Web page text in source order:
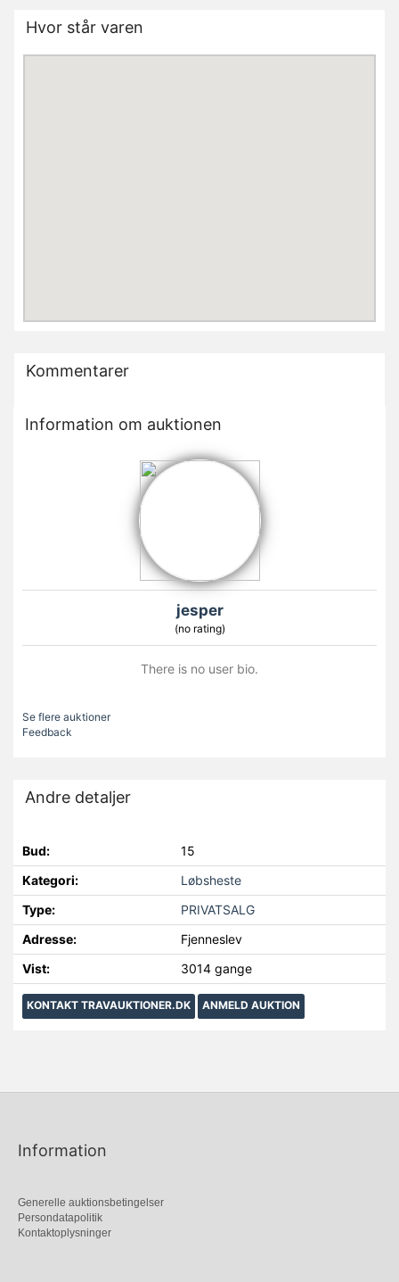
Hvor står varen
Kommentarer
Information om auktionen
jesper
(no rating)
There is no user bio.
Se flere auktioner
Feedback
Andre detaljer
Bud:
15
Kategori:
Løbsheste
Type:
PRIVATSALG
Adresse:
Fjenneslev
Vist:
3014 gange
KONTAKT TRAVAUKTIONER.DK ANMELD AUKTION
Information
Generelle auktionsbetingelser
Persondatapolitik
Kontaktoplysninger